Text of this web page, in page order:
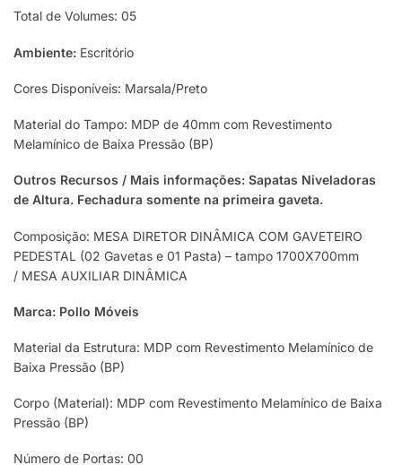
Total de Volumes: 05
Ambiente: Escritório
Cores Disponíveis: Marsala/Preto
Material do Tampo: MDP de 40mm com Revestimento
Melamínico de Baixa Pressão (BP)
Outros Recursos / Mais informações: Sapatas Niveladoras
de Altura. Fechadura somente na primeira gaveta.
Composição: MESA DIRETOR DINÂMICA COM GAVETEIRO
PEDESTAL (02 Gavetas e 01 Pasta) – tampo 1700X700mm
/ MESA AUXILIAR DINÂMICA
Marca: Pollo Móveis
Material da Estrutura: MDP com Revestimento Melamínico de
Baixa Pressão (BP)
Corpo (Material): MDP com Revestimento Melamínico de Baixa
Pressão (BP)
Número de Portas: 00